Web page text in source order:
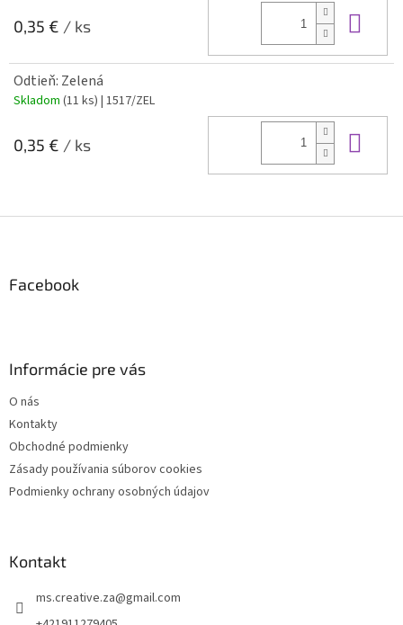
0,35 € / ks
Odtieň: Zelená
Skladom (11 ks) | 1517/ZEL
0,35 € / ks
Facebook
Informácie pre vás
O nás
Kontakty
Obchodné podmienky
Zásady používania súborov cookies
Podmienky ochrany osobných údajov
Kontakt
ms.creative.za@gmail.com